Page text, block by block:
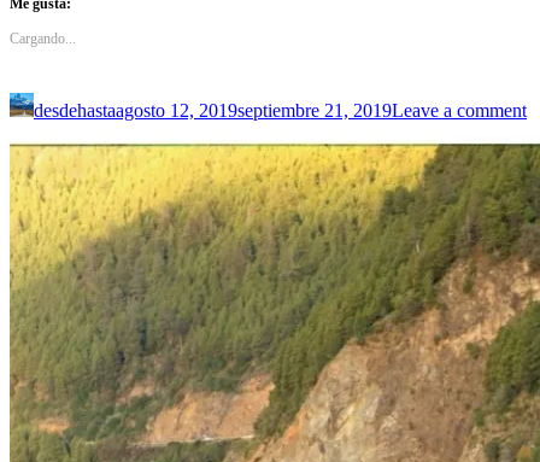
San
Carlos
de
Bariloche
Cargando...
desdehastaagosto 12, 2019septiembre 21, 2019Leave a comment